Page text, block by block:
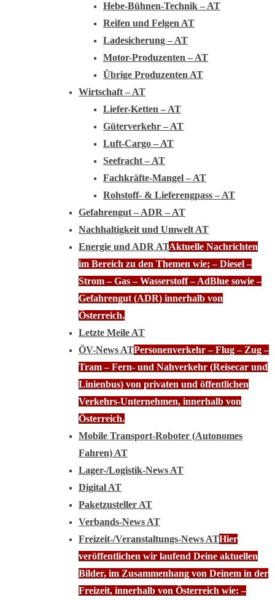
Hebe-Bühnen-Technik – AT
Reifen und Felgen AT
Ladesicherung – AT
Motor-Produzenten – AT
Übrige Produzenten AT
Wirtschaft – AT
Liefer-Ketten – AT
Güterverkehr – AT
Luft-Cargo – AT
Seefracht – AT
Fachkräfte-Mangel – AT
Rohstoff- & Lieferengpass – AT
Gefahrengut – ADR – AT
Nachhaltigkeit und Umwelt AT
Energie und ADR ATAktuelle Nachrichten
im Bereich zu den Themen wie; – Diesel –
Strom – Gas – Wasserstoff – AdBlue sowie –
Gefahrengut (ADR) innerhalb von
Österreich.
Letzte Meile AT
ÖV-News ATPersonenverkehr – Flug – Zug –
Tram – Fern- und Nahverkehr (Reisecar und
Linienbus) von privaten und öffentlichen
Verkehrs-Unternehmen, innerhalb von
Österreich.
Mobile Transport-Roboter (Autonomes
Fahren) AT
Lager-/Logistik-News AT
Digital AT
Paketzusteller AT
Verbands-News AT
Freizeit-/Veranstaltungs-News ATHier
veröffentlichen wir laufend Deine aktuellen
Bilder, im Zusammenhang von Deinem in der
Freizeit, innerhalb von Österreich wie: –